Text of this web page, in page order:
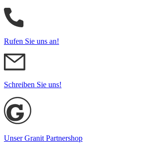
Rufen Sie uns an!
Schreiben Sie uns!
Unser Granit Partnershop